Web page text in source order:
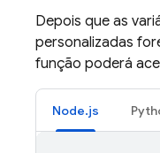
Depois que as
personalizadas
função poderá
Node.js